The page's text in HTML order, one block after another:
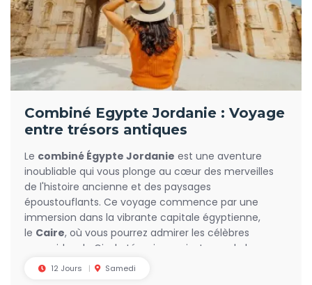
Combiné Egypte Jordanie : Voyage
entre trésors antiques
Le combiné Égypte Jordanie est une aventure
inoubliable qui vous plonge au cœur des merveilles
de l'histoire ancienne et des paysages
époustouflants. Ce voyage commence par une
immersion dans la vibrante capitale égyptienne,
le Caire, où vous pourrez admirer les célèbres
pyramides de Gizeh, témoins majestueux de la
grandeur pharaonique. Le Musée Égyptien, avec ses
12 Jours Samedi